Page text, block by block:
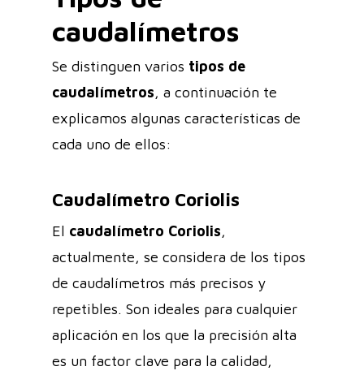
caudalímetros
Se distinguen varios tipos de
caudalímetros, a continuación te
explicamos algunas características de
cada uno de ellos:
Caudalímetro Coriolis
El caudalímetro Coriolis,
actualmente, se considera de los tipos
de caudalímetros más precisos y
repetibles. Son ideales para cualquier
aplicación en los que la precisión alta
es un factor clave para la calidad,